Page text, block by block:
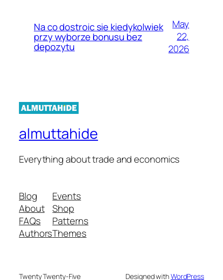
Na co dostroic sie kiedykolwiek
przy wyborze bonusu bez
depozytu
May
22,
2026
almuttahide
Everything about trade and economics
Blog
About
FAQs
Authors
Events
Shop
Patterns
Themes
Twenty Twenty-Five Designed withWordPress